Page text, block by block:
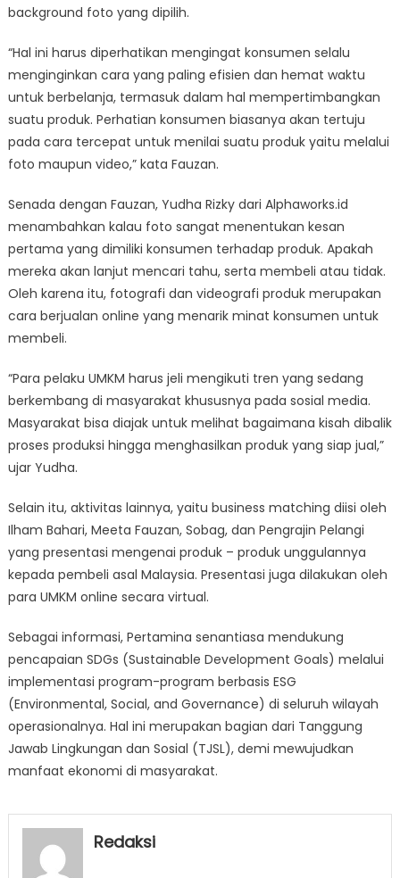
background foto yang dipilih.
“Hal ini harus diperhatikan mengingat konsumen selalu
menginginkan cara yang paling efisien dan hemat waktu
untuk berbelanja, termasuk dalam hal mempertimbangkan
suatu produk. Perhatian konsumen biasanya akan tertuju
pada cara tercepat untuk menilai suatu produk yaitu melalui
foto maupun video,” kata Fauzan.
Senada dengan Fauzan, Yudha Rizky dari Alphaworks.id
menambahkan kalau foto sangat menentukan kesan
pertama yang dimiliki konsumen terhadap produk. Apakah
mereka akan lanjut mencari tahu, serta membeli atau tidak.
Oleh karena itu, fotografi dan videografi produk merupakan
cara berjualan online yang menarik minat konsumen untuk
membeli.
“Para pelaku UMKM harus jeli mengikuti tren yang sedang
berkembang di masyarakat khususnya pada sosial media.
Masyarakat bisa diajak untuk melihat bagaimana kisah dibalik
proses produksi hingga menghasilkan produk yang siap jual,”
ujar Yudha.
Selain itu, aktivitas lainnya, yaitu business matching diisi oleh
Ilham Bahari, Meeta Fauzan, Sobag, dan Pengrajin Pelangi
yang presentasi mengenai produk – produk unggulannya
kepada pembeli asal Malaysia. Presentasi juga dilakukan oleh
para UMKM online secara virtual.
Sebagai informasi, Pertamina senantiasa mendukung
pencapaian SDGs (Sustainable Development Goals) melalui
implementasi program-program berbasis ESG
(Environmental, Social, and Governance) di seluruh wilayah
operasionalnya. Hal ini merupakan bagian dari Tanggung
Jawab Lingkungan dan Sosial (TJSL), demi mewujudkan
manfaat ekonomi di masyarakat.
Redaksi